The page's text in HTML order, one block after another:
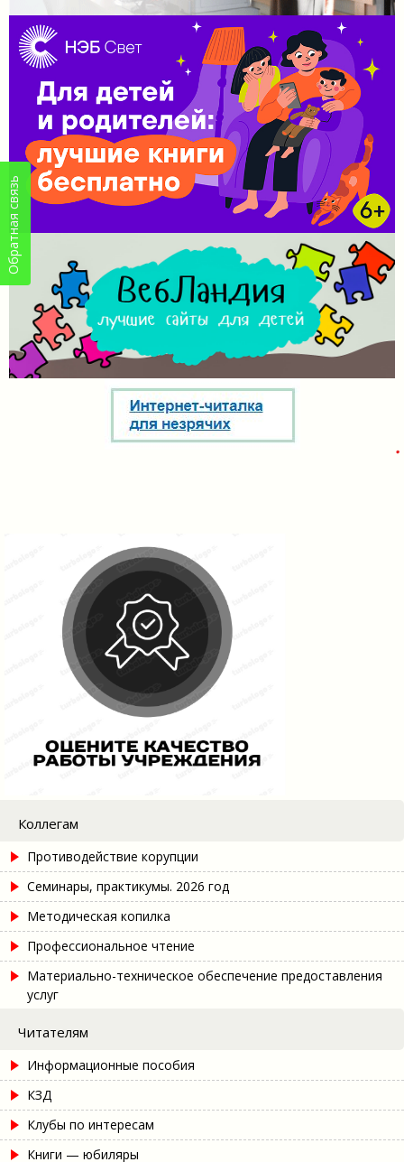
Коллегам
Противодействие корупции
Семинары, практикумы. 2026 год
Методическая копилка
Профессиональное чтение
Материально-техническое обеспечение предоставления
услуг
Читателям
Информационные пособия
КЗД
Клубы по интересам
Книги — юбиляры
Обратная связь